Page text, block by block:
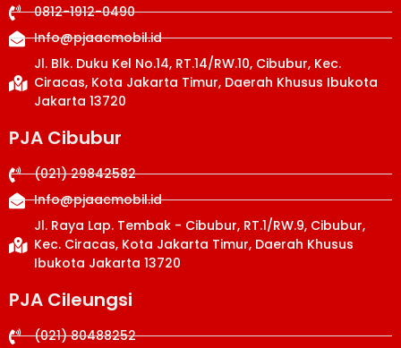
0812-1912-0490
Info@pjaacmobil.id
Jl. Blk. Duku Kel No.14, RT.14/RW.10, Cibubur, Kec.
Ciracas, Kota Jakarta Timur, Daerah Khusus Ibukota
Jakarta 13720
PJA Cibubur
(021) 29842582
Info@pjaacmobil.id
Jl. Raya Lap. Tembak - Cibubur, RT.1/RW.9, Cibubur,
Kec. Ciracas, Kota Jakarta Timur, Daerah Khusus
Ibukota Jakarta 13720
PJA Cileungsi
(021) 80488252